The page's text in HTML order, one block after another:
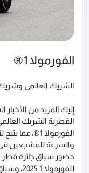
الفورمولا 1®
الشريك العالمي
إليك المزيد من
القطرية الشريك
الفورمولا 1®،
والسرعة للمشجعين في
حضور سباق جائزة قطر